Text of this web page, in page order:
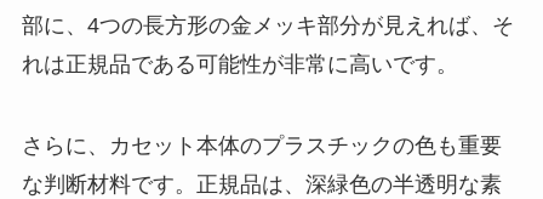
部に、4つの長方形の金メッキ部分が見えれば、そ
れは正規品である可能性が非常に高いです。
さらに、カセット本体のプラスチックの色も重要
な判断材料です。正規品は、深緑色の半透明な素